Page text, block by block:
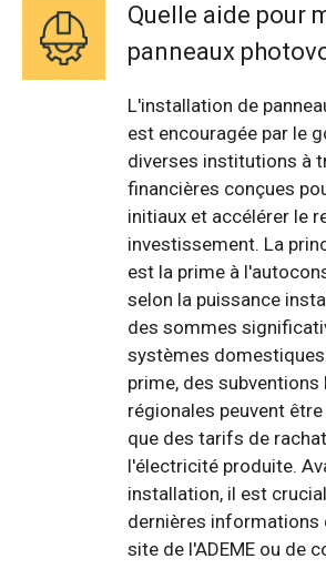
Quelle aide pour
panneaux
L'installation de
est encouragée par le
diverses institutions à
financières conçues
initiaux et accélérer le
investissement. La
est la prime à
selon la puissance
des sommes
systèmes
prime, des subventions
régionales peuvent
que des tarifs de
l'électricité produite.
installation, il est
dernières informations
site de l'ADEME ou de